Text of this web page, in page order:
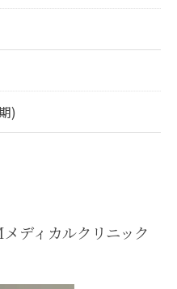
)
ディカルクリニック